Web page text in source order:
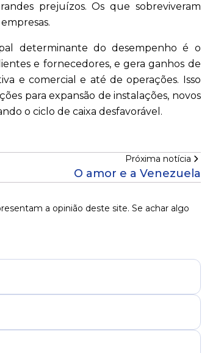
prejuízos. Os que sobreviveram
determinante do desempenho é o
e fornecedores, e gera ganhos de
e comercial e até de operações. Isso
para expansão de instalações, novos
o ciclo de caixa desfavorável.
Próxima notícia
O amor e a Venezuela
a opinião deste site. Se achar algo